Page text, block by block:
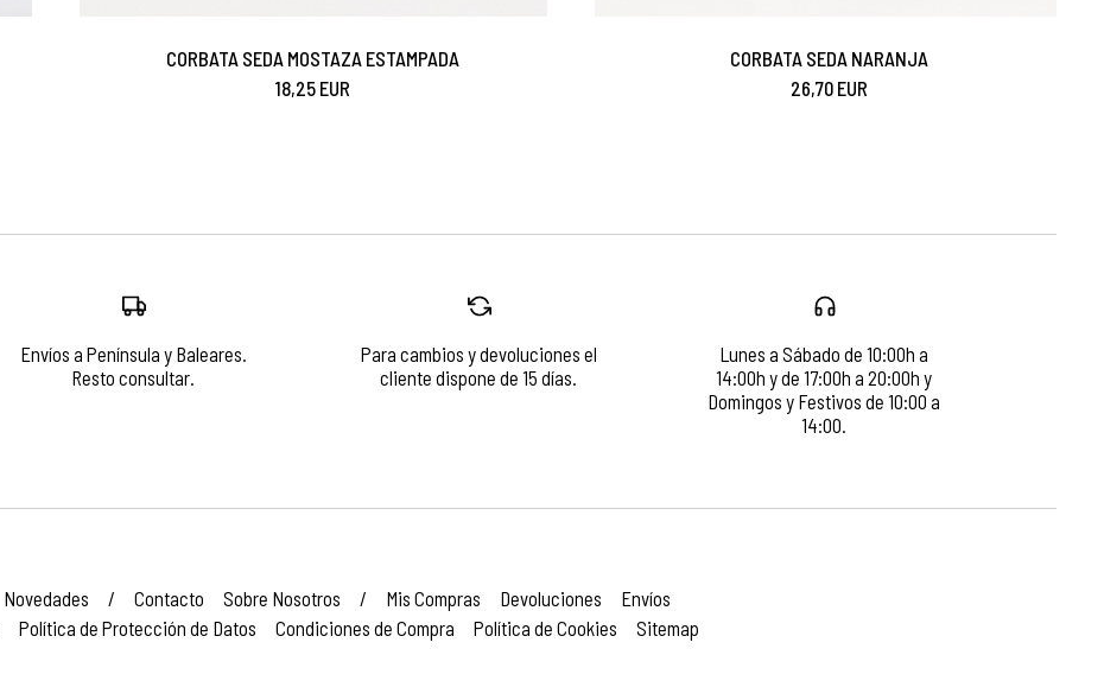
CORBATA SEDA MOSTAZA ESTAMPADA
18,25 EUR
CORBATA SEDA NARANJA
26,70 EUR
Envíos a Península y Baleares.
Resto consultar.
Para cambios y devoluciones el
cliente dispone de 15 días.
Lunes a Sábado de 10:00h a
14:00h y de 17:00h a 20:00h y
Domingos y Festivos de 10:00 a
14:00.
Novedades / Contacto Sobre Nosotros / Mis Compras Devoluciones
Envíos
Política de Protección de Datos Condiciones de Compra Política de Cookies Sitemap